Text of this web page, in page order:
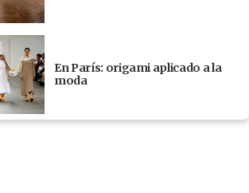
En París: origami aplicado a la
moda